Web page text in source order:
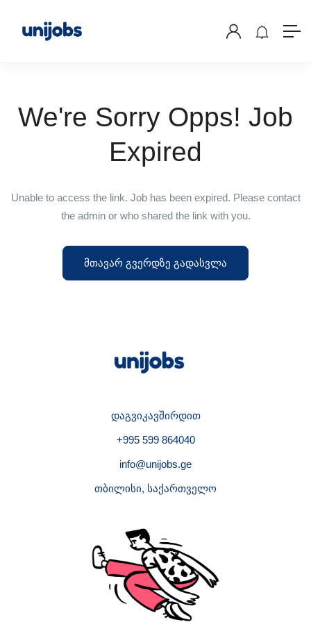
We're Sorry Opps! Job
Expired
Unable to access the link. Job has been expired. Please contact
the admin or who shared the link with you.
მთავარ გვერდზე გადასვლა
დაგვიკავშირდით
+995 599 864040
info@unijobs.ge
თბილისი, საქართველო